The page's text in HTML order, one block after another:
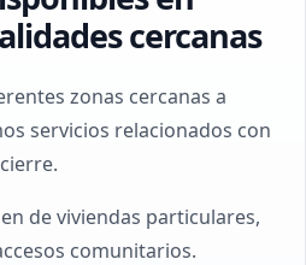
cercanas
zonas cercanas a
servicios relacionados con
de viviendas particulares,
comunitarios.